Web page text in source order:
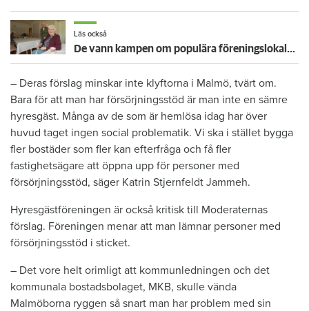
Läs också
De vann kampen om populära föreningslokalen – så fick de Övikshem att riva uppsägningen
– Deras förslag minskar inte klyftorna i Malmö, tvärt om.
Bara för att man har försörjningsstöd är man inte en sämre
hyresgäst. Många av de som är hemlösa idag har över
huvud taget ingen social problematik. Vi ska i stället bygga
fler bostäder som fler kan efterfråga och få fler
fastighetsägare att öppna upp för personer med
försörjningsstöd, säger Katrin Stjernfeldt Jammeh.
Hyresgästföreningen är också kritisk till Moderaternas
förslag. Föreningen menar att man lämnar personer med
försörjningsstöd i sticket.
– Det vore helt orimligt att kommunledningen och det
kommunala bostadsbolaget, MKB, skulle vända
Malmöborna ryggen så snart man har problem med sin